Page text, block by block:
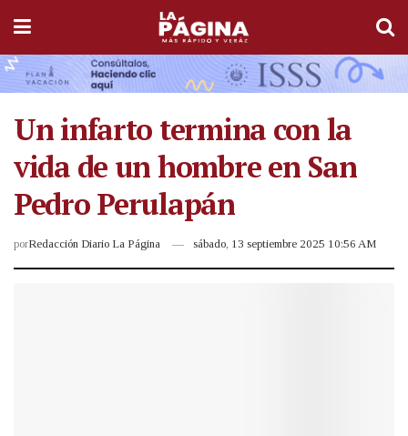
Un infarto termina con la
vida de un hombre en San
Pedro Perulapán
porRedacción Diario La Página sábado, 13 septiembre 2025 10:56 AM